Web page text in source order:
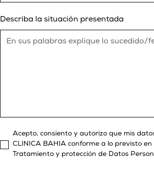
Describa la situación presentada
Acepto, consiento y autorizo que mis
CLINICA BAHIA conforme a lo previsto
Tratamiento y protección de Datos